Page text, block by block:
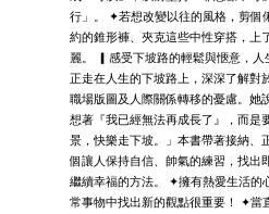
行」。 ✦若想改變以往的風格，剪個
約的錐形褲、夾克這些中性穿搭，上
麗。 ▎感受下坡路的輕鬆與愜意，人
正走在人生的下坡路上，深深了解對
職場版圖及人際關係轉移的憂慮。她
想著『我已經無法再成長了』，而是
景，快樂走下坡。」本書帶著接納、
個讓人保持自信、帥氣的練習，找出
繼續幸福的方法。 ✦擁有熱愛生活的
常事物中找出新的觀點很重要！ ✦當